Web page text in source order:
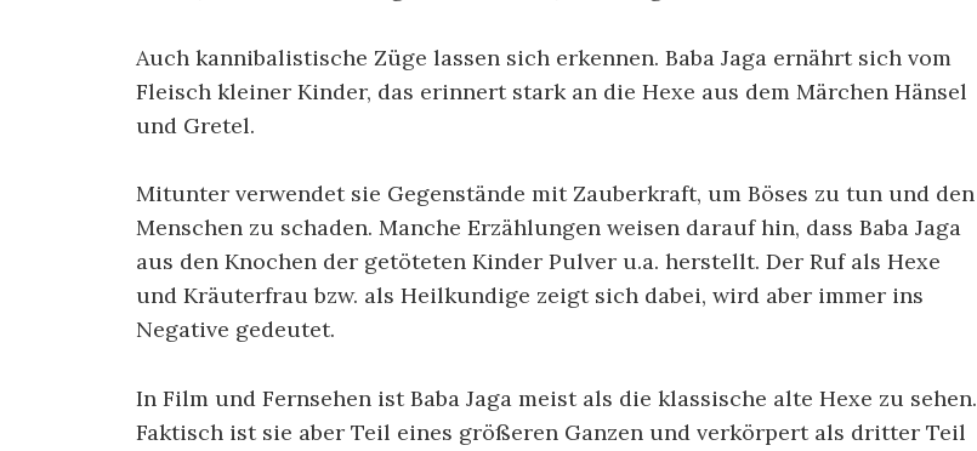
Auch kannibalistische Züge lassen sich erkennen. Baba Jaga ernährt sich vom
Fleisch kleiner Kinder, das erinnert stark an die Hexe aus dem Märchen Hänsel
und Gretel.
Mitunter verwendet sie Gegenstände mit Zauberkraft, um Böses zu tun und den
Menschen zu schaden. Manche Erzählungen weisen darauf hin, dass Baba Jaga
aus den Knochen der getöteten Kinder Pulver u.a. herstellt. Der Ruf als Hexe
und Kräuterfrau bzw. als Heilkundige zeigt sich dabei, wird aber immer ins
Negative gedeutet.
In Film und Fernsehen ist Baba Jaga meist als die klassische alte Hexe zu sehen.
Faktisch ist sie aber Teil eines größeren Ganzen und verkörpert als dritter Teil